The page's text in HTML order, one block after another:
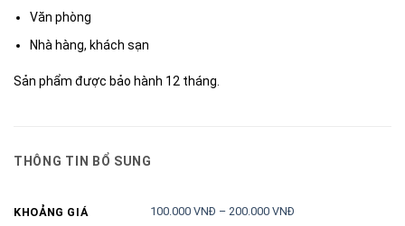
Văn phòng
Nhà hàng, khách sạn
Sản phẩm được bảo hành 12 tháng.
THÔNG TIN BỔ SUNG
KHOẢNG GIÁ 100.000 VNĐ – 200.000 VNĐ